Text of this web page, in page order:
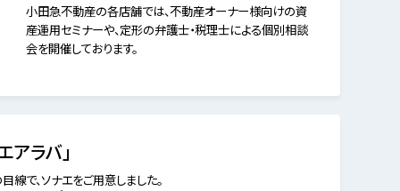
小田急不動産の各店舗では、不動産オーナー様向けの資
産運用セミナーや、定形の弁護士・税理士による個別相談
会を開催しております。
ラバ」
線で、ソナエをご用意しました。